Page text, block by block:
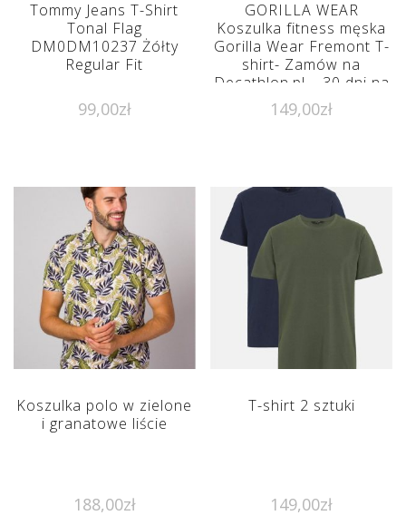
Tommy Jeans T-Shirt
Tonal Flag
DM0DM10237 Żółty
Regular Fit
99,00zł
GORILLA WEAR
Koszulka fitness męska
Gorilla Wear Fremont T-
shirt- Zamów na
Decathlon.pl – 30 dni na
zwrot – Biały, Czarny
149,00zł
Koszulka polo w zielone
i granatowe liście
188,00zł
T-shirt 2 sztuki
149,00zł